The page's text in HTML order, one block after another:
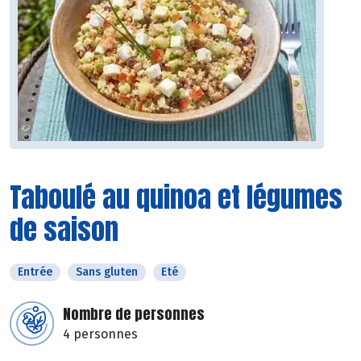
Taboulé au quinoa et légumes
de saison
Entrée Sans gluten Eté
Nombre de personnes
4 personnes